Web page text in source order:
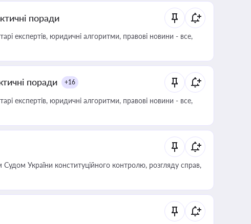
поради
експертів, юридичні алгоритми, правові новини - все,
поради +16
експертів, юридичні алгоритми, правові новини - все,
України конституційного контролю, розгляду справ,